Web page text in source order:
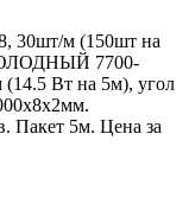
30шт/м (150шт на
7700-
Вт на 5м), угол
Пакет 5м. Цена за